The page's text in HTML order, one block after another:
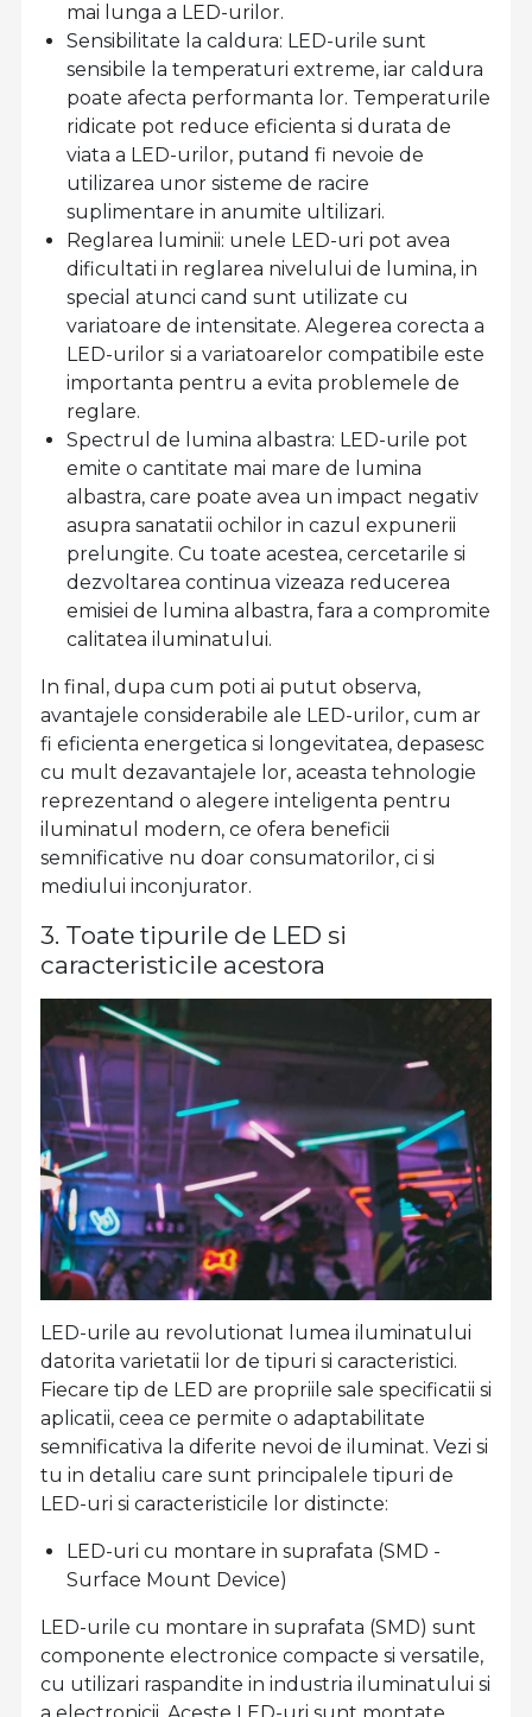
mai lunga a LED-urilor.
Sensibilitate la caldura: LED-urile sunt
sensibile la temperaturi extreme, iar caldura
poate afecta performanta lor. Temperaturile
ridicate pot reduce eficienta si durata de
viata a LED-urilor, putand fi nevoie de
utilizarea unor sisteme de racire
suplimentare in anumite ultilizari.
Reglarea luminii: unele LED-uri pot avea
dificultati in reglarea nivelului de lumina, in
special atunci cand sunt utilizate cu
variatoare de intensitate. Alegerea corecta a
LED-urilor si a variatoarelor compatibile este
importanta pentru a evita problemele de
reglare.
Spectrul de lumina albastra: LED-urile pot
emite o cantitate mai mare de lumina
albastra, care poate avea un impact negativ
asupra sanatatii ochilor in cazul expunerii
prelungite. Cu toate acestea, cercetarile si
dezvoltarea continua vizeaza reducerea
emisiei de lumina albastra, fara a compromite
calitatea iluminatului.
In final, dupa cum poti ai putut observa,
avantajele considerabile ale LED-urilor, cum ar
fi eficienta energetica si longevitatea, depasesc
cu mult dezavantajele lor, aceasta tehnologie
reprezentand o alegere inteligenta pentru
iluminatul modern, ce ofera beneficii
semnificative nu doar consumatorilor, ci si
mediului inconjurator.
3. Toate tipurile de LED si
caracteristicile acestora
LED-urile au revolutionat lumea iluminatului
datorita varietatii lor de tipuri si caracteristici.
Fiecare tip de LED are propriile sale specificatii si
aplicatii, ceea ce permite o adaptabilitate
semnificativa la diferite nevoi de iluminat. Vezi si
tu in detaliu care sunt principalele tipuri de
LED-uri si caracteristicile lor distincte:
LED-uri cu montare in suprafata (SMD -
Surface Mount Device)
LED-urile cu montare in suprafata (SMD) sunt
componente electronice compacte si versatile,
cu utilizari raspandite in industria iluminatului si
a electronicii. Aceste LED-uri sunt montate